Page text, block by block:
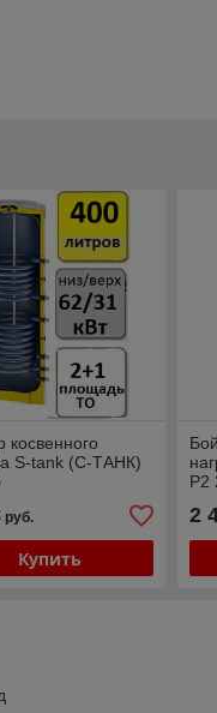
косвенного
S-tank (С-ТАНК)
руб.
Купить
P2
2